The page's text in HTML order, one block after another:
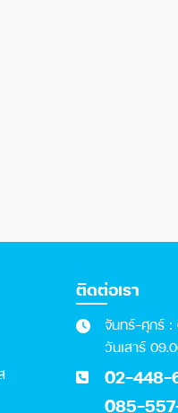
ติดต่อเรา
จันทร์-ศุกร์ :
วันเสาร์
02-448-
085-557-